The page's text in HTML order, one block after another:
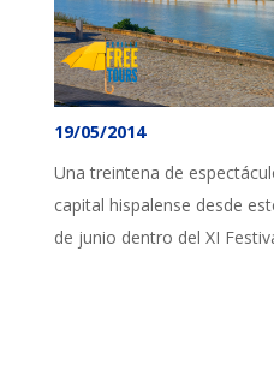
19/05/2014
Una treintena de
capital hispalense desde
de junio dentro del XI